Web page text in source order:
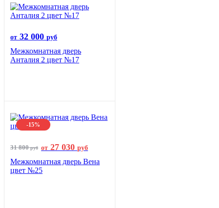
от 32 000 руб
Межкомнатная дверь
Анталия 2 цвет №17
-15%
31 800руб от 27 030 руб
Межкомнатная дверь Вена
цвет №25